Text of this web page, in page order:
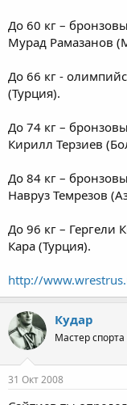
До 60 кг –
Мурад Рамазанов
До 66 кг -
(Турция).
До 74 кг –
Кирилл Терзиев
До 84 кг –
Навруз Темрезов
До 96 кг – Гергели
Кара (Турция).
http://
Кудар
Мастер спорта
31 Окт 2008